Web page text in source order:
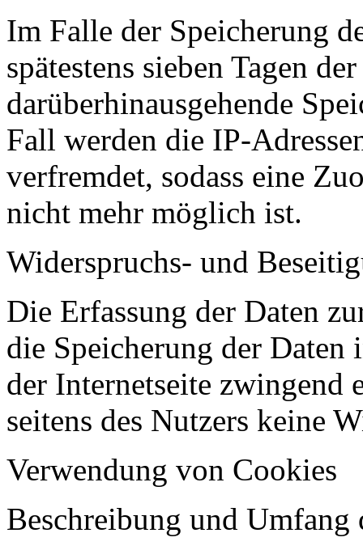
Im Falle der Speicherung
spätestens sieben Tagen
darüberhinausgehende
Fall werden die IP-
verfremdet, sodass eine
nicht mehr möglich ist.
Widerspruchs- und
Die Erfassung der Daten
die Speicherung der
der Internetseite
seitens des Nutzers keine
Verwendung von Cookies
Beschreibung und Umfang